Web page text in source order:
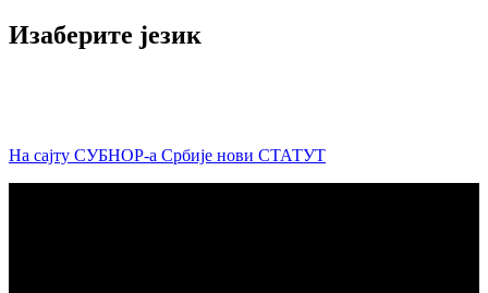
Изаберите језик
На сајту СУБНОР-а Србије нови СТАТУТ